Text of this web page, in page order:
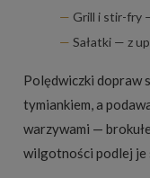
Grill i stir-fry
Sałatki — z
Polędwiczki dopraw
tymiankiem, a
warzywami —
wilgotności podlej je